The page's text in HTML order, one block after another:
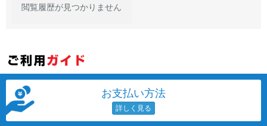
閲覧履歴が見つかりません
お支払い方法